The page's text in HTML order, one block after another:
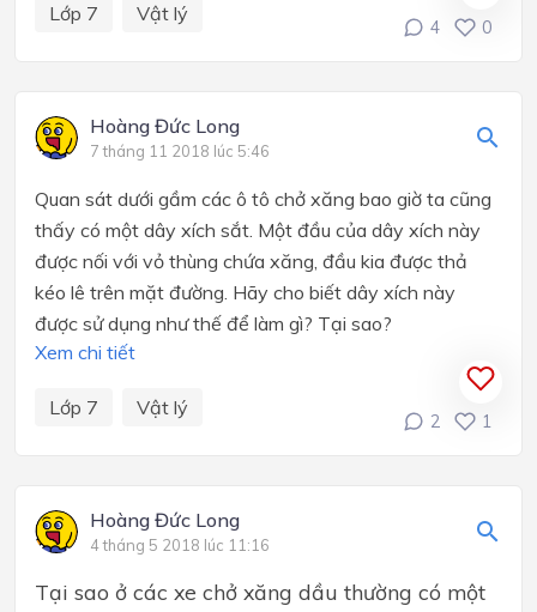
Lớp 7 Vật lý
4 0
Hoàng Đức Long
7 tháng 11 2018 lúc 5:46
Quan sát dưới gầm các ô tô chở xăng bao giờ ta cũng
thấy có một dây xích sắt. Một đầu của dây xích này
được nối với vỏ thùng chứa xăng, đầu kia được thả
kéo lê trên mặt đường. Hãy cho biết dây xích này
được sử dụng như thế để làm gì? Tại sao?
Xem chi tiết
Lớp 7 Vật lý
2 1
Hoàng Đức Long
4 tháng 5 2018 lúc 11:16
Tại sao ở các xe chở xăng dầu thường có một